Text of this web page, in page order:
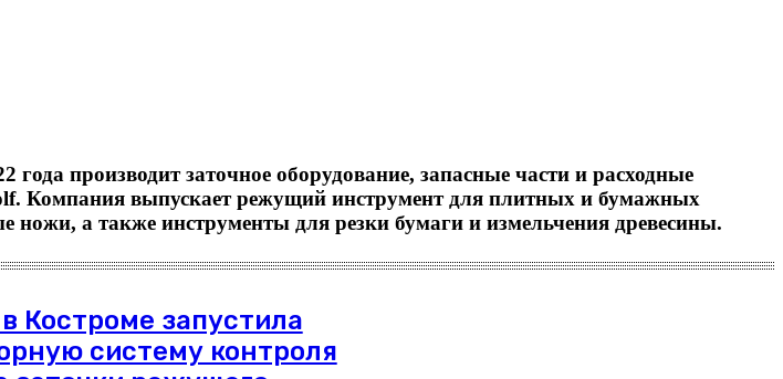
производит заточное оборудование, запасные части и расходные
Компания выпускает режущий инструмент для плитных и бумажных
а также инструменты для резки бумаги и измельчения древесины.
Костроме запустила
систему контроля